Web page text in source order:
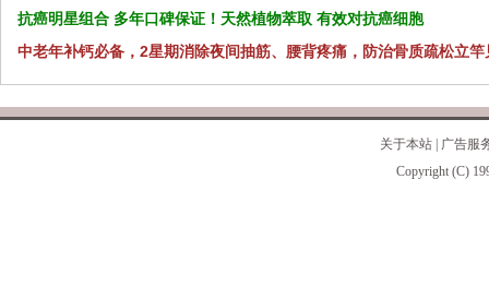
抗癌明星组合 多年口碑保证！天然植物萃取 有效对抗癌细胞
中老年补钙必备，2星期消除夜间抽筋、腰背疼痛，防治骨质疏松立竿
关于本站
广告服
Copyright (C)